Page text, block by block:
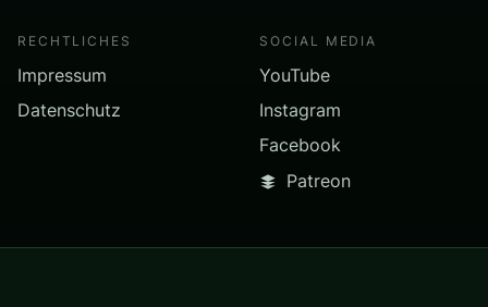
RECHTLICHES
Impressum
Datenschutz
SOCIAL MEDIA
YouTube
Instagram
Facebook
Patreon